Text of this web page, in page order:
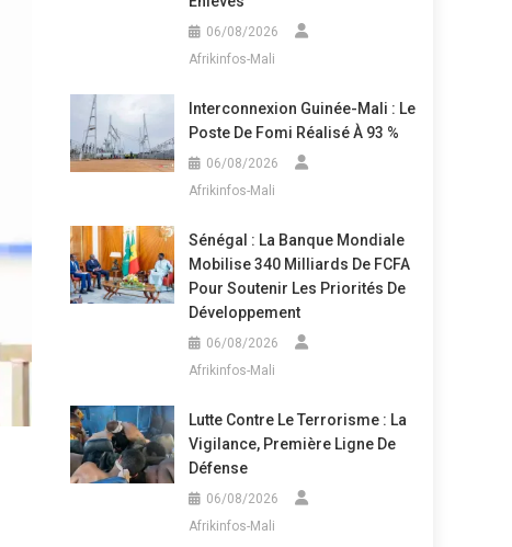
06/08/2026
Afrikinfos-Mali
Interconnexion Guinée-Mali : Le
Poste De Fomi Réalisé À 93 %
06/08/2026
Afrikinfos-Mali
Sénégal : La Banque Mondiale
Mobilise 340 Milliards De FCFA
Pour Soutenir Les Priorités De
Développement
06/08/2026
Afrikinfos-Mali
Lutte Contre Le Terrorisme : La
Vigilance, Première Ligne De
Défense
06/08/2026
Afrikinfos-Mali